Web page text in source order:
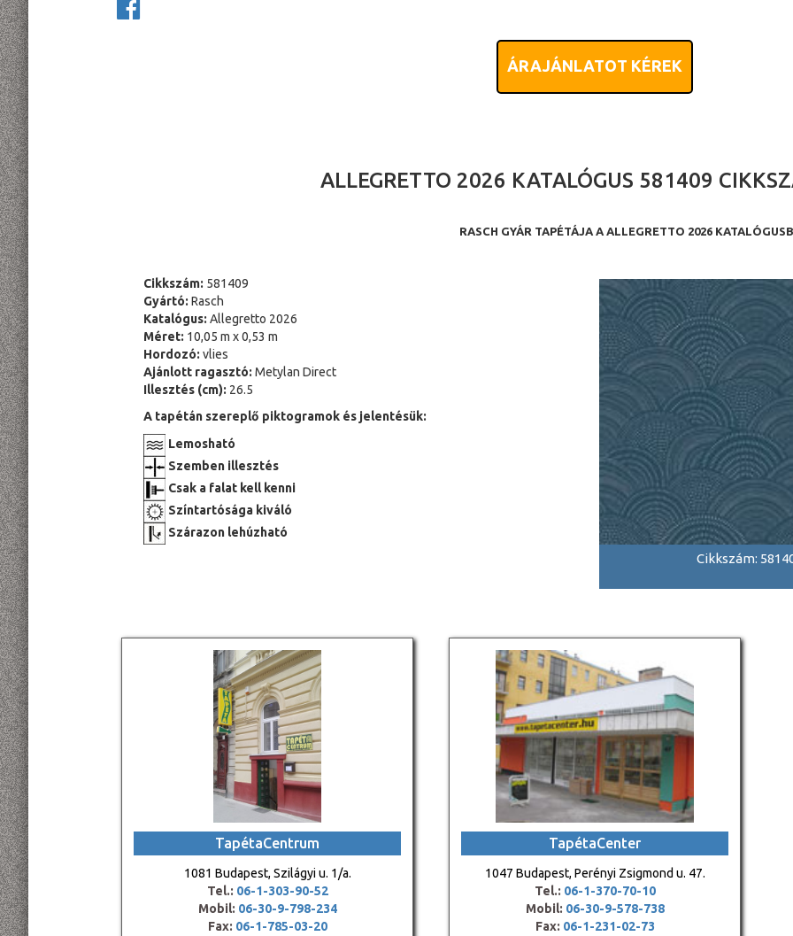
ÁRAJÁNLATOT KÉREK
ALLEGRETTO 2026 KATALÓGUS 581409
RASCH GYÁR TAPÉTÁJA A ALLEGRETTO 2026
Cikkszám: 581409
Gyártó: Rasch
Katalógus: Allegretto 2026
Méret: 10,05 m x 0,53 m
Hordozó: vlies
Ajánlott ragasztó: Metylan Direct
Illesztés (cm): 26.5
A tapétán szereplő piktogramok és jelentésük:
Lemosható
Szemben illesztés
Csak a falat kell kenni
Színtartósága kiváló
Szárazon lehúzható
Cikkszám:
TapétaCentrum
1081 Budapest, Szilágyi u. 1/a.
Tel.: 06-1-303-90-52
Mobil: 06-30-9-798-234
Fax: 06-1-785-03-20
TapétaCenter
1047 Budapest, Perényi Zsigmond u. 47.
Tel.: 06-1-370-70-10
Mobil: 06-30-9-578-738
Fax: 06-1-231-02-73